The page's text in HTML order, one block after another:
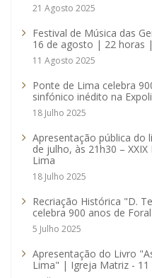
21 Agosto 2025
Festival de Música das
16 de agosto | 22 horas
11 Agosto 2025
Ponte de Lima celebra
sinfónico inédito na
18 Julho 2025
Apresentação pública do
de julho, às 21h30 –
Lima
18 Julho 2025
Recriação Histórica "D.
celebra 900 anos de
5 Julho 2025
Apresentação do Livro
Lima" | Igreja Matriz - 11